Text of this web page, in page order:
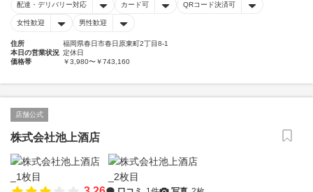
配達・デリバリー対応 カード可 QRコード決済可
女性歓迎 男性歓迎
住所
福岡県春日市春日原東町2丁目8-1
本日の営業状況 定休日
価格帯
￥3,980〜￥743,160
店舗公式
株式会社池上酒店